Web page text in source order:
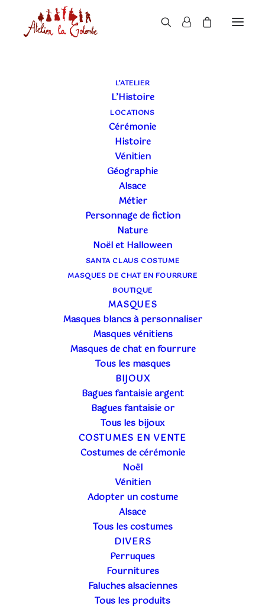
L’ATELIER
L’Histoire
LOCATIONS
Cérémonie
Histoire
Vénitien
Géographie
Alsace
Métier
Personnage de fiction
Nature
Noël et Halloween
SANTA CLAUS COSTUME
MASQUES DE CHAT EN FOURRURE
BOUTIQUE
MASQUES
Masques blancs à personnaliser
Masques vénitiens
Masques de chat en fourrure
Tous les masques
BIJOUX
Bagues fantaisie argent
Bagues fantaisie or
Tous les bijoux
COSTUMES EN VENTE
Costumes de cérémonie
Noël
Vénitien
Adopter un costume
Alsace
Tous les costumes
DIVERS
Perruques
Fournitures
Faluches alsaciennes
Tous les produits
LOUP ENFANT